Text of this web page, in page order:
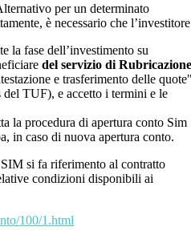
per un determinato
è necessario che
la fase dell’investimento su
del servizio di Rubricazione
e trasferimento delle
TUF), e accetto i termini e le
la procedura di apertura conto Sim
in caso di nuova apertura conto.
si fa riferimento al contratto
condizioni disponibili ai
100/1.html